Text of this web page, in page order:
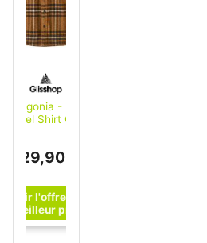
Patagonia - Fjord
Shirt Catch
129,90 €